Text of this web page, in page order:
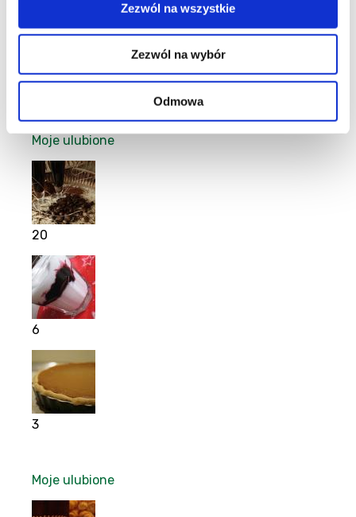
Zezwól na wszystkie
Zezwól na wybór
Odmowa
101
Moje ulubione
20
6
3
Moje ulubione